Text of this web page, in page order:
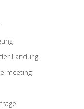
Landung
meeting